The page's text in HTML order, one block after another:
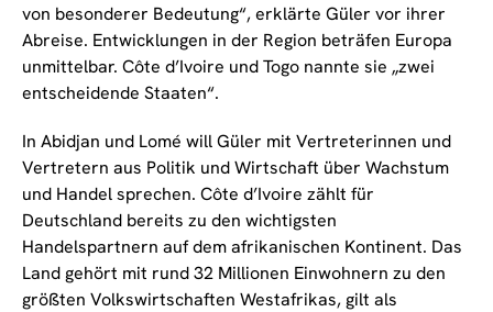
von besonderer Bedeutung“, erklärte Güler vor ihrer
Abreise. Entwicklungen in der Region beträfen Europa
unmittelbar. Côte d’Ivoire und Togo nannte sie „zwei
entscheidende Staaten“.
In Abidjan und Lomé will Güler mit Vertreterinnen und
Vertretern aus Politik und Wirtschaft über Wachstum
und Handel sprechen. Côte d’Ivoire zählt für
Deutschland bereits zu den wichtigsten
Handelspartnern auf dem afrikanischen Kontinent. Das
Land gehört mit rund 32 Millionen Einwohnern zu den
größten Volkswirtschaften Westafrikas, gilt als